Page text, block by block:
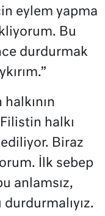
eylem yapma
Bu
durdurmak
halkı
Biraz
İlk sebep
anlamsız,
durdurmalıyız.